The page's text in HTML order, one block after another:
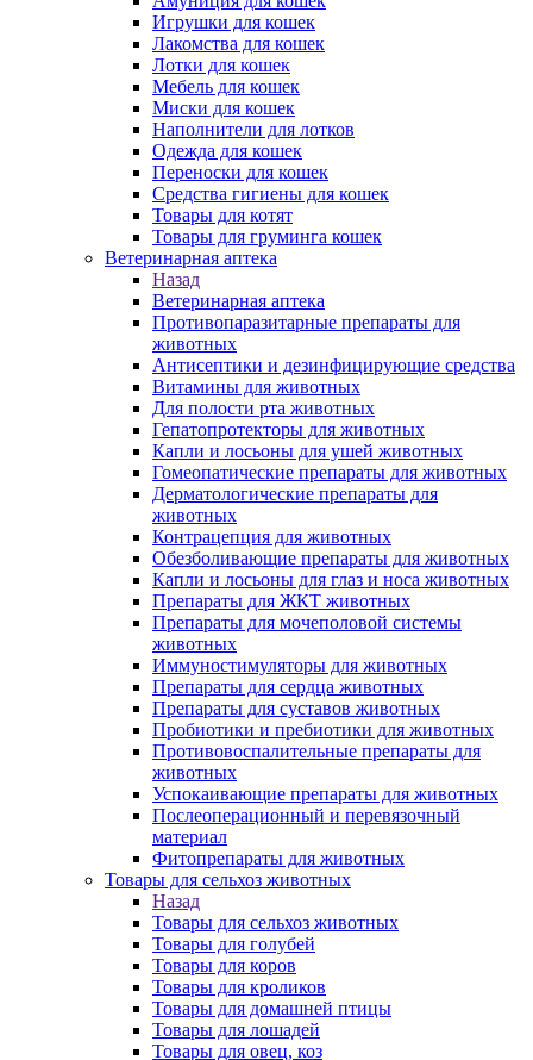
Игрушки для кошек
Лакомства для кошек
Лотки для кошек
Мебель для кошек
Миски для кошек
Наполнители для лотков
Одежда для кошек
Переноски для кошек
Средства гигиены для кошек
Товары для котят
Товары для груминга кошек
Ветеринарная аптека
Назад
Ветеринарная аптека
Противопаразитарные препараты для
животных
Антисептики и дезинфицирующие средства
Витамины для животных
Для полости рта животных
Гепатопротекторы для животных
Капли и лосьоны для ушей животных
Гомеопатические препараты для животных
Дерматологические препараты для
животных
Контрацепция для животных
Обезболивающие препараты для животных
Капли и лосьоны для глаз и носа животных
Препараты для ЖКТ животных
Препараты для мочеполовой системы
животных
Иммуностимуляторы для животных
Препараты для сердца животных
Препараты для суставов животных
Пробиотики и пребиотики для животных
Противовоспалительные препараты для
животных
Успокаивающие препараты для животных
Послеоперационный и перевязочный
материал
Фитопрепараты для животных
Товары для сельхоз животных
Назад
Товары для сельхоз животных
Товары для голубей
Товары для коров
Товары для кроликов
Товары для домашней птицы
Товары для лошадей
Товары для овец, коз